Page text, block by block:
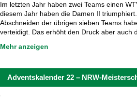
Im letzten Jahr haben zwei Teams einen
diesem Jahr haben die Damen II
Abschneiden der übrigen sieben Teams
verteidigt. Das erhöht den Druck aber auch
Mehr anzeigen
Adventskalender 22 – NRW-